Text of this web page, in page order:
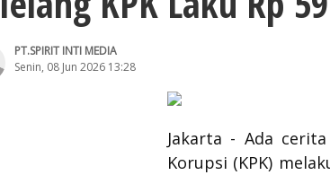
PT.SPIRIT INTI MEDIA
Senin, 08 Jun 2026 13:28
Jakarta - Ada
Korupsi (KPK)